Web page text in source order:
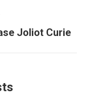
Joliot Curie